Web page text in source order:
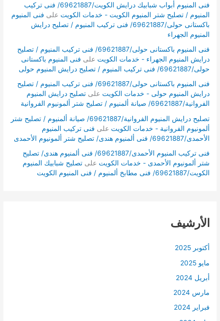
فنى المنيوم أبواب شبابيك درايش الكويت/69621887/ فنى تركيب
المنيوم / تصليح شتر المنيوم الكويت - خدمات الكويت على فنى المنيوم
باكستانى حولى/69621887/ فنى تركيب المنيوم / تصليح درايش
المنيوم الجهراء
فنى المنيوم باكستانى حولى/69621887/ فنى تركيب المنيوم / تصليح
درايش المنيوم الجهراء - خدمات الكويت على فنى المنيوم باكستانى
حولى/69621887/ فنى تركيب المنيوم / تصليح درايش المنيوم حولى
فنى المنيوم باكستانى حولى/69621887/ فنى تركيب المنيوم / تصليح
درايش المنيوم حولى - خدمات الكويت علىتصليح درايش المنيوم
الفروانية/69621887/ صيانة ألمنيوم / تصليح شتر ألمونيوم الفروانية
تصليح درايش المنيوم الفروانية/69621887/ صيانة ألمنيوم / تصليح شتر
ألمونيوم الفروانية - خدمات الكويت على فنى تركيب المنيوم
الأحمدى/69621887/ فنى ألمنيوم هندى/ تصليح شتر ألمونيوم الأحمدى
فنى تركيب المنيوم الأحمدى/69621887/ فنى ألمنيوم هندى/ تصليح
شتر ألمونيوم الأحمدى - خدمات الكويت علىتصليح شبابيك المنيوم
الكويت/69621887/ فنى مطابخ ألمنيوم / فنى المنيوم الكويت
الأرشيف
أكتوبر 2025
مايو 2025
أبريل 2024
مارس 2024
فبراير 2024